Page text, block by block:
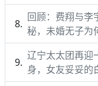
回顾：费翔与李
秘，未婚无子为
辽宁太太团再迎
身，女友妥妥的